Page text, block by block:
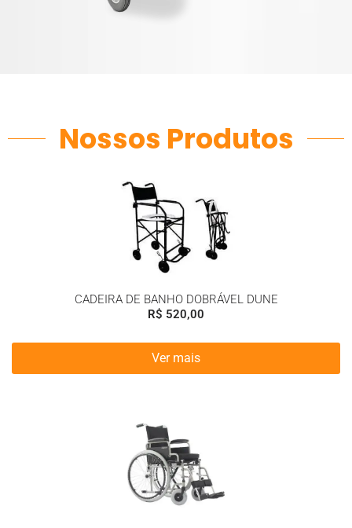
Nossos Produtos
CADEIRA DE BANHO DOBRÁVEL DUNE
R$ 520,00
Ver mais